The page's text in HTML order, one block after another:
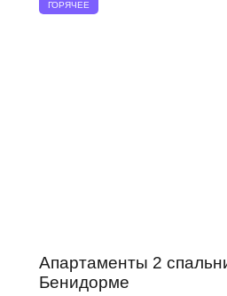
ГОРЯЧЕЕ
Апартаменты 2
Бенидорме